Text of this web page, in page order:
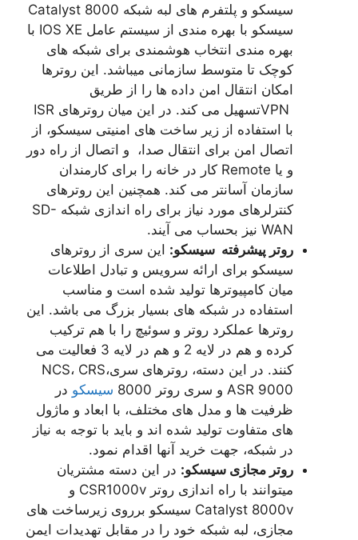
سیسکو و پلتفرم های لبه شبکه Catalyst 8000
سیسکو با بهره مندی از سیستم عامل IOS XE با
بهره مندی انتخاب هوشمندی برای شبکه های
کوچک تا متوسط سازمانی میباشد. این روترها
امکان انتقال امن داده ها را از طریق
VPNتسهیل می کند. در این میان روترهای ISR
با استفاده از زیر ساخت های امنیتی سیسکو، از
اتصال امن برای انتقال صدا، و اتصال از راه دور
و یا Remote کار در خانه را برای کارمندان
سازمان آسانتر می کند. همچنین این روترهای
کنترلرهای مورد نیاز برای راه اندازی شبکه SD-
WAN نیز بحساب می آیند.
روتر پیشرفته سیسکو: این سری از روترهای
سیسکو برای ارائه سرویس و تبادل اطلاعات
میان کامپیوترها تولید شده است و مناسب
استفاده در شبکه های بسیار بزرگ می باشد. این
روترها عملکرد روتر و سوئیچ را با هم ترکیب
کرده و هم در لایه 2 و هم در لایه 3 فعالیت می
کنند. در این دسته، روترهای سریNCS، CRS،
ASR 9000 و سری روتر 8000
سیسکو در
ظرفیت ها و مدل های مختلف، با ابعاد و ماژول
های متفاوت تولید شده اند و باید با توجه به نیاز
در شبکه، جهت خرید آنها اقدام نمود.
روتر مجازی سیسکو: در این دسته مشتریان
میتوانند با راه اندازی روتر CSR1000v و
Catalyst 8000v سیسکو برروی زیرساخت های
مجازی، لبه شبکه خود را در مقابل تهدیدات ایمن